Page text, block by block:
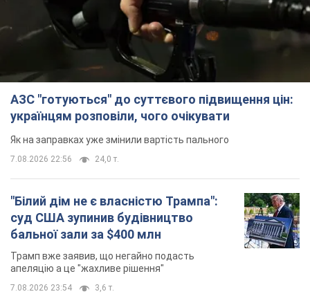
АЗС "готуються" до суттєвого підвищення цін:
українцям розповіли, чого очікувати
Як на заправках уже змінили вартість пального
7.08.2026 22:56 24,0 т.
"Білий дім не є власністю Трампа":
суд США зупинив будівництво
бальної зали за $400 млн
Трамп вже заявив, що негайно подасть
апеляцію а це "жахливе рішення"
7.08.2026 23:54 3,6 т.